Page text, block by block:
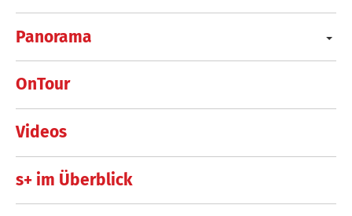
Panorama
OnTour
Videos
s+ im Überblick